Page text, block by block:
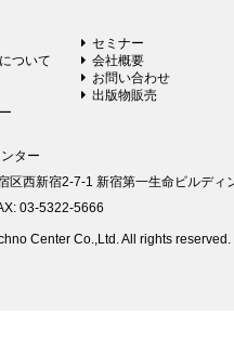
セミナー
ついて
会社概要
お問い合わせ
出版物販売
ター
区西新宿2-7-1 新宿第一生命ビルディ
03-5322-5666
Center Co.,Ltd. All rights reserved.